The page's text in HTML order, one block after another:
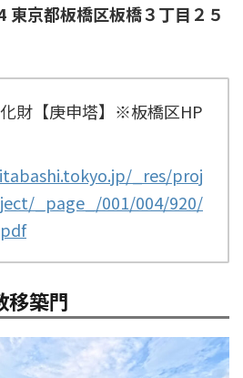
東京都板橋区板橋３丁目２５
財【庚申塔】※板橋区HP
_res/proj
_page_/001/004/920/
移築門